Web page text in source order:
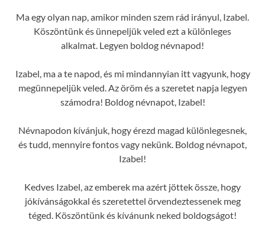
Ma egy olyan nap, amikor minden szem rád irányul, Izabel.
Köszöntünk és ünnepeljük veled ezt a különleges
alkalmat. Legyen boldog névnapod!
Izabel, ma a te napod, és mi mindannyian itt vagyunk, hogy
megünnepeljük veled. Az öröm és a szeretet napja legyen
számodra! Boldog névnapot, Izabel!
Névnapodon kívánjuk, hogy érezd magad különlegesnek,
és tudd, mennyire fontos vagy nekünk. Boldog névnapot,
Izabel!
Kedves Izabel, az emberek ma azért jöttek össze, hogy
jókívánságokkal és szeretettel örvendeztessenek meg
téged. Köszöntünk és kívánunk neked boldogságot!